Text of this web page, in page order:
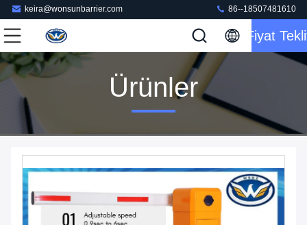
keira@wonsunbarrier.com 86--18507481610
Fiyat
Ürünler